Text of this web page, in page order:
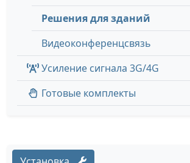
Решения для зданий
Видеоконференцсвязь
Усиление сигнала 3G/4G
Готовые комплекты